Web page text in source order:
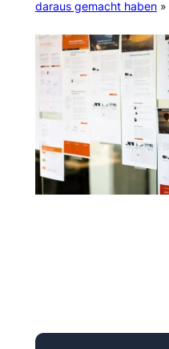
daraus gemacht haben»